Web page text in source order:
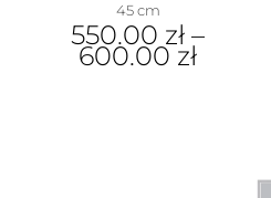
45 cm
550.00 zł –
600.00 zł